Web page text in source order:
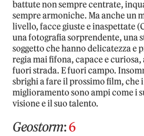
battute non sempre centrate,
sempre armoniche. Ma anche un
livello, facce giuste e inaspettate
una fotografia sorprendente, una
soggetto che hanno delicatezza e
regia mai fifona, capace e
fuori strada. E fuori campo.
sbrighi a fare il prossimo film, che
miglioramento sono ampi come i
visione e il suo talento.
Geostorm:6